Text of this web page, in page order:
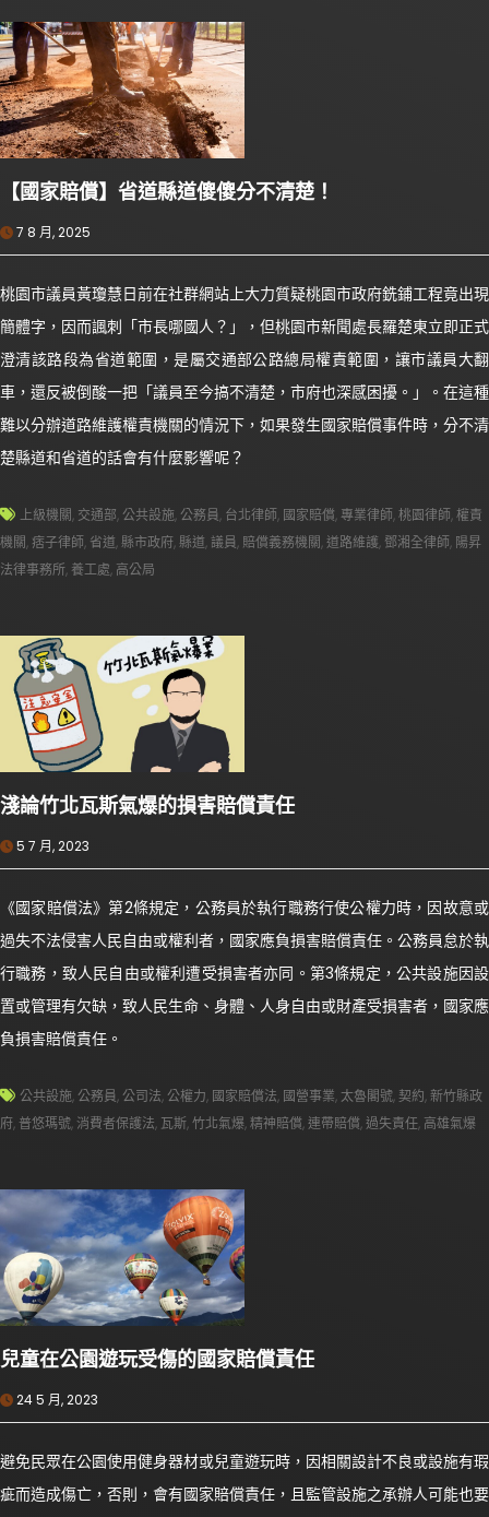
【國家賠償】省道縣道傻傻分不清楚！
7 8 月, 2025
桃園市議員黃瓊慧日前在社群網站上大力質疑桃園市政府銑鋪工程竟出現
簡體字，因而諷刺「市長哪國人？」，但桃園市新聞處長羅楚東立即正式
澄清該路段為省道範圍，是屬交通部公路總局權責範圍，讓市議員大翻
車，還反被倒酸一把「議員至今搞不清楚，市府也深感困擾。」。在這種
難以分辦道路維護權責機關的情況下，如果發生國家賠償事件時，分不清
楚縣道和省道的話會有什麼影響呢？
上級機關, 交通部, 公共設施, 公務員 , 台北律師, 國家賠償,專業律師,桃園律師,權責
機關,痞子律師, 省道,縣市政府,縣道,議員 , 賠償義務機關,道路維護, 鄧湘全律師, 陽昇
法律事務所, 養工處, 高公局
淺論竹北瓦斯氣爆的損害賠償責任
5 7 月, 2023
《國家賠償法》第2條規定，公務員於執行職務行使公權力時，因故意或
過失不法侵害人民自由或權利者，國家應負損害賠償責任。公務員怠於執
行職務，致人民自由或權利遭受損害者亦同。第3條規定，公共設施因設
置或管理有欠缺，致人民生命、身體、人身自由或財產受損害者，國家應
負損害賠償責任。
公共設施, 公務員 , 公司法, 公權力, 國家賠償法, 國營事業, 太魯閣號, 契約,新竹縣政
府,普悠瑪號,消費者保護法, 瓦斯,竹北氣爆,精神賠償,連帶賠償,過失責任, 高雄氣爆
兒童在公園遊玩受傷的國家賠償責任
24 5 月, 2023
避免民眾在公園使用健身器材或兒童遊玩時，因相關設計不良或設施有瑕
疵而造成傷亡，否則，會有國家賠償責任，且監管設施之承辦人可能也要